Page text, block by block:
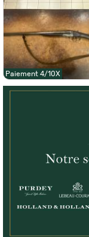
Paiement 4/10X